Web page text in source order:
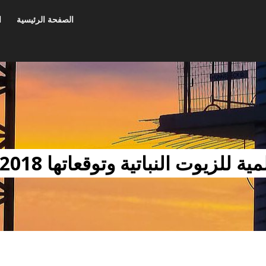
الصفحة الرئيسية
النباتية وتوقعاتها 2018-2025 في عمان